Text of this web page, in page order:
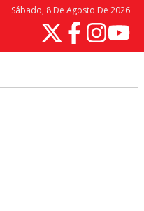
Sábado, 8 De Agosto De 2026